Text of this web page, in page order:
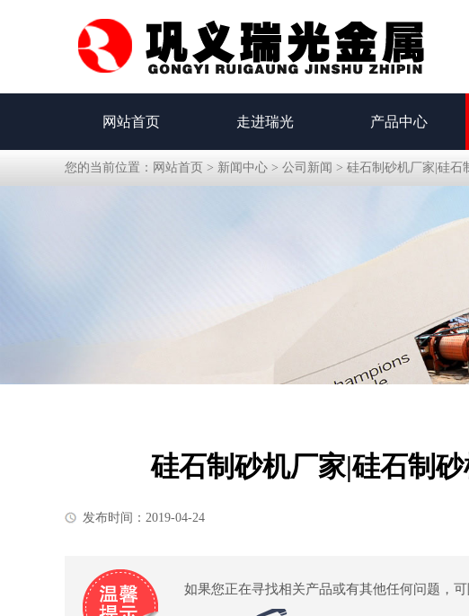
网站首页 走进瑞光 产品中心
您的当前位置： 网站首页 > 新闻中心 > 公司新闻 > 硅石制砂机厂家|硅石
硅石制砂机厂家|硅石制
发布时间：2019-04-24
如果您正在寻找相关产品或有其他任何问题，